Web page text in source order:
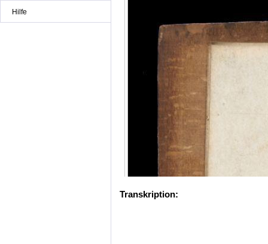
Hilfe
Transkription: